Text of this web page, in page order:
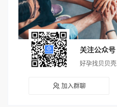
关注公众号
好孕找贝贝壳
加入群聊